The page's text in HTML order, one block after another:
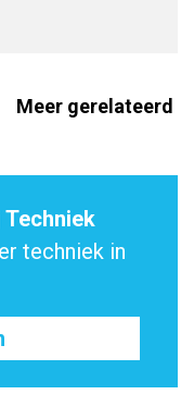
Meer gerelateerd
techniek in